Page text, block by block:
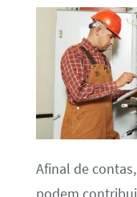
Afinal de